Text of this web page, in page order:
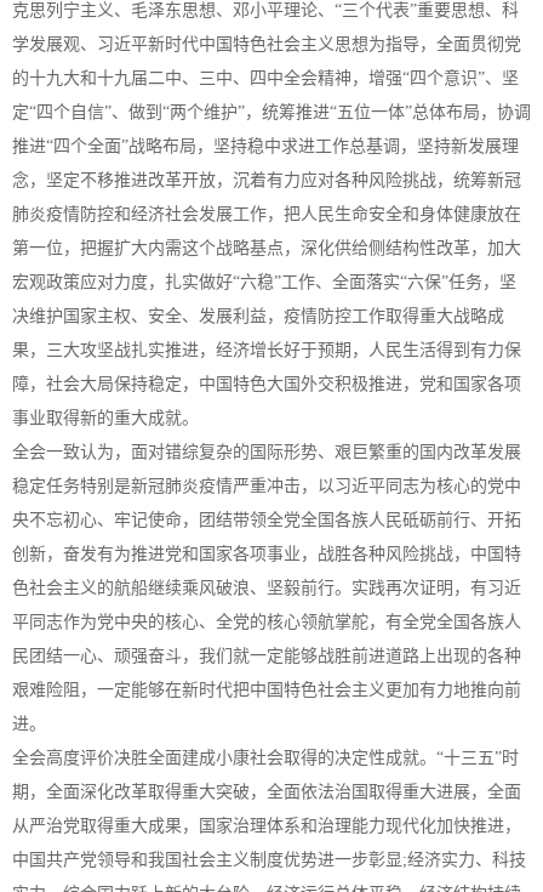
克思列宁主义、毛泽东思想、邓小平理论、“三个代表”重要思想、科
学发展观、习近平新时代中国特色社会主义思想为指导，全面贯彻党
的十九大和十九届二中、三中、四中全会精神，增强“四个意识”、坚
定“四个自信”、做到“两个维护”，统筹推进“五位一体”总体布局，协调
推进“四个全面”战略布局，坚持稳中求进工作总基调，坚持新发展理
念，坚定不移推进改革开放，沉着有力应对各种风险挑战，统筹新冠
肺炎疫情防控和经济社会发展工作，把人民生命安全和身体健康放在
第一位，把握扩大内需这个战略基点，深化供给侧结构性改革，加大
宏观政策应对力度，扎实做好“六稳”工作、全面落实“六保”任务，坚
决维护国家主权、安全、发展利益，疫情防控工作取得重大战略成
果，三大攻坚战扎实推进，经济增长好于预期，人民生活得到有力保
障，社会大局保持稳定，中国特色大国外交积极推进，党和国家各项
事业取得新的重大成就。
全会一致认为，面对错综复杂的国际形势、艰巨繁重的国内改革发展
稳定任务特别是新冠肺炎疫情严重冲击，以习近平同志为核心的党中
央不忘初心、牢记使命，团结带领全党全国各族人民砥砺前行、开拓
创新，奋发有为推进党和国家各项事业，战胜各种风险挑战，中国特
色社会主义的航船继续乘风破浪、坚毅前行。实践再次证明，有习近
平同志作为党中央的核心、全党的核心领航掌舵，有全党全国各族人
民团结一心、顽强奋斗，我们就一定能够战胜前进道路上出现的各种
艰难险阻，一定能够在新时代把中国特色社会主义更加有力地推向前
进。
全会高度评价决胜全面建成小康社会取得的决定性成就。“十三五”时
期，全面深化改革取得重大突破，全面依法治国取得重大进展，全面
从严治党取得重大成果，国家治理体系和治理能力现代化加快推进，
中国共产党领导和我国社会主义制度优势进一步彰显;经济实力、科技